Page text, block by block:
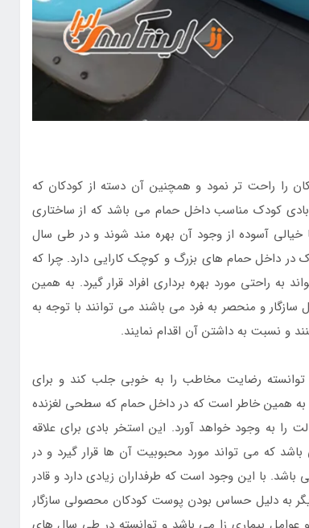
را راحت تر نمود و همچنین آن دسته از کودکان که
بادی کودک مناسب داخل حمام می باشد که از ساختاری
خیالی آسوده از وجود آن بهره مند شوند و در طی سال
در داخل حمام های بزرگ و کوچک کارایی دارد. چرا که
به راحتی مورد بهره برداری افراد قرار گیرد. به همین
و منحصر به فرد می باشند می توانند با توجه به
و نسبت به داشتن آن اقدام نمایند.
توانسته رضایت مخاطب را به خوبی جلب کند و برای
همین خاطر است که در داخل حمام که سطحی لغزنده
را به وجود خواهد آورد. این استخر بادی برای علاقه
که می تواند مورد محبوبیت آن ها قرار گیرد و در
با این وجود است که طرفداران زیادی دارد و قادر
به دلیل حساس بودن پوست کودکان محصولی سازگار